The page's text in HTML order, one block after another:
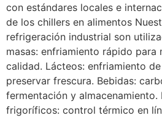
con estándares locales e
de los chillers en alimentos
refrigeración industrial son
masas: enfriamiento rápido para
calidad. Lácteos: enfriamiento
preservar frescura. Bebidas:
fermentación y
frigoríficos: control térmico en